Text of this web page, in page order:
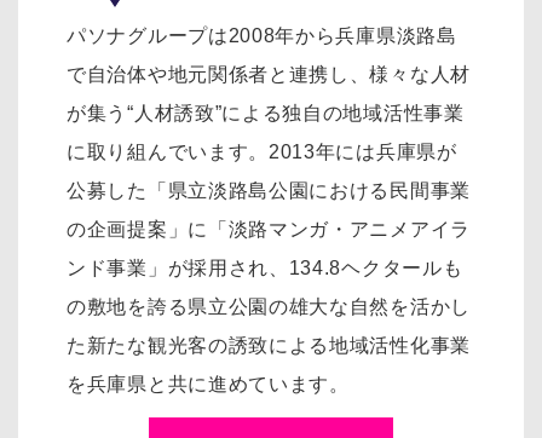
パソナグループは2008年から兵庫県淡路島
で自治体や地元関係者と連携し、様々な人材
が集う“人材誘致”による独自の地域活性事業
に取り組んでいます。2013年には兵庫県が
公募した「県立淡路島公園における民間事業
の企画提案」に「淡路マンガ・アニメアイラ
ンド事業」が採用され、134.8ヘクタールも
の敷地を誇る県立公園の雄大な自然を活かし
た新たな観光客の誘致による地域活性化事業
を兵庫県と共に進めています。